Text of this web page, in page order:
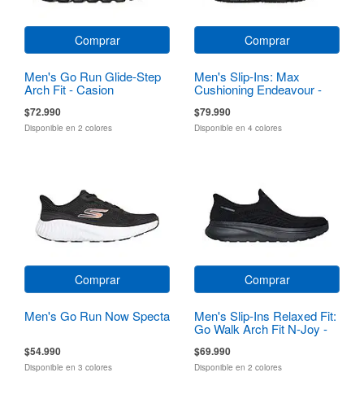
Comprar
Men's Go Run Glide-Step
Arch Fit - Casion
$72.990
Disponible en 2 colores
Comprar
Men's Slip-Ins: Max
Cushioning Endeavour -
$79.990
Disponible en 4 colores
Comprar
Men's Go Run Now Specta
$54.990
Disponible en 3 colores
Comprar
Men's Slip-Ins Relaxed Fit:
Go Walk Arch Fit N-Joy -
$69.990
Disponible en 2 colores